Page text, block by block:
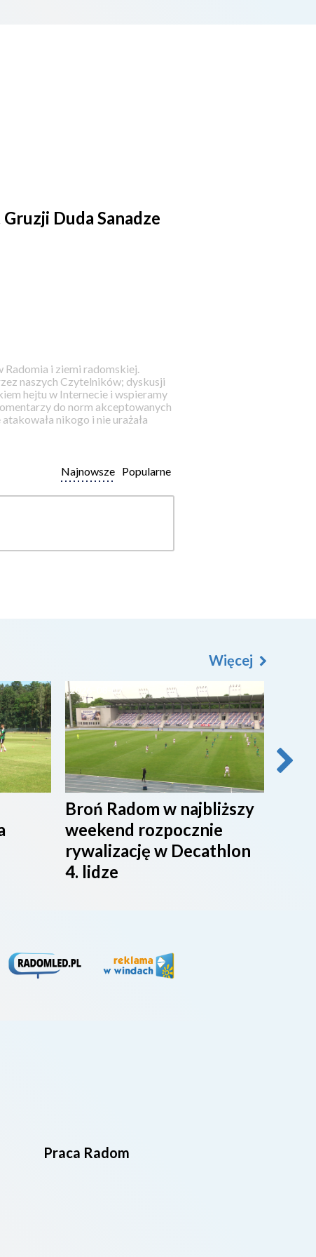
Duda Sanadze
i ziemi radomskiej.
naszych Czytelników; dyskusji
hejtu w Internecie i wspieramy
do norm akceptowanych
nikogo i nie urażała
Popularne
Najnowsze
2026-08-07
Broń Radom w najbliższy
weekend rozpocznie
rywalizację w Decathlon
4. lidze
Więcej
Praca Radom